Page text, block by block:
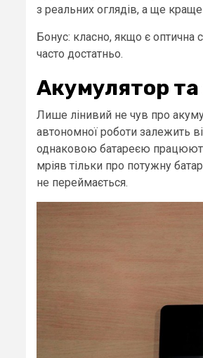
з реальних оглядів, а ще
Бонус: класно, якщо є оптична
часто достатньо.
Акумулятор та
Лише лінивий не чув про
автономної роботи залежить
однаковою батареєю
мріяв тільки про потужну
не переймається.